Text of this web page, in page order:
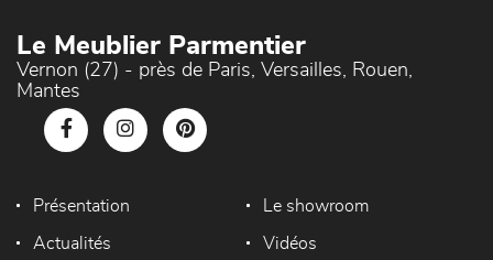
Le Meublier Parmentier
Vernon (27) - près de Paris, Versailles, Rouen,
Mantes
Présentation Le showroom
Actualités Vidéos